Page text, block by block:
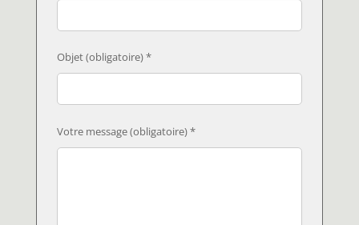
Objet (obligatoire) *
Votre message (obligatoire) *